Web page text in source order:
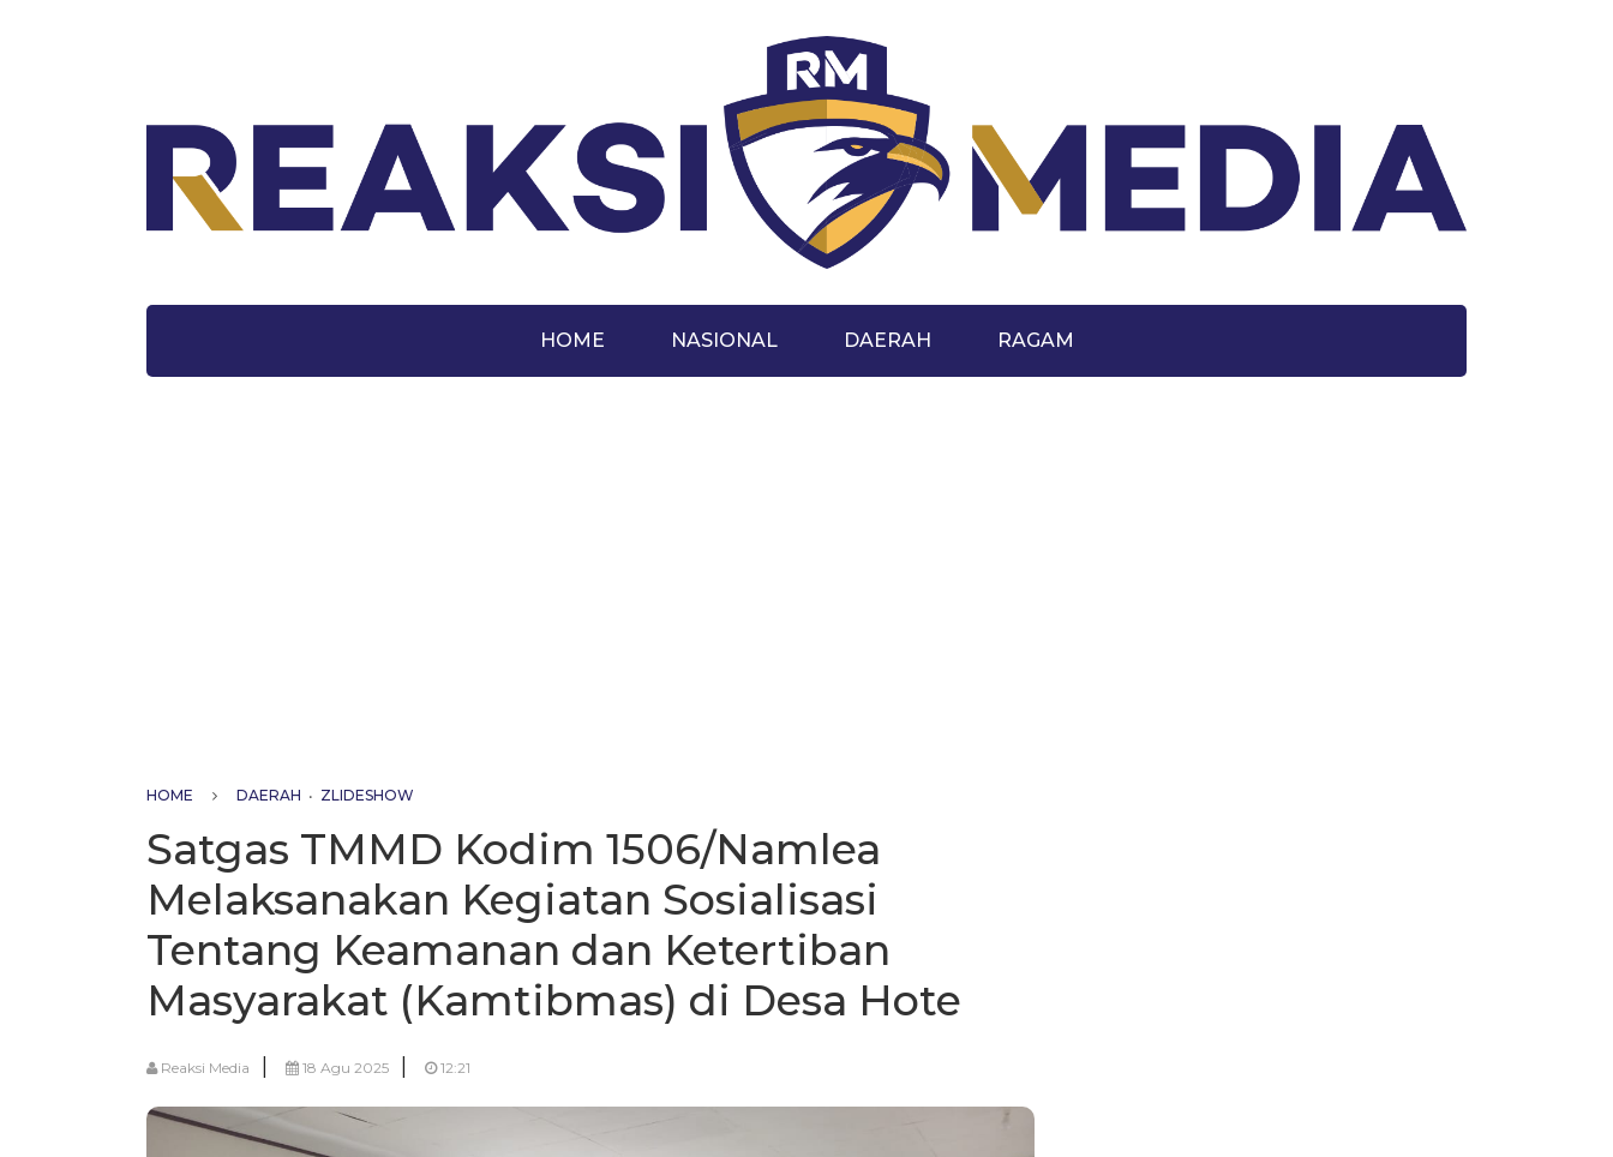
HOME NASIONAL DAERAH RAGAM
HOME DAERAH • ZLIDESHOW
Satgas TMMD Kodim 1506/Namlea
Melaksanakan Kegiatan Sosialisasi
Tentang Keamanan dan Ketertiban
Masyarakat (Kamtibmas) di Desa Hote
Reaksi Media 18 Agu 2025 12:21